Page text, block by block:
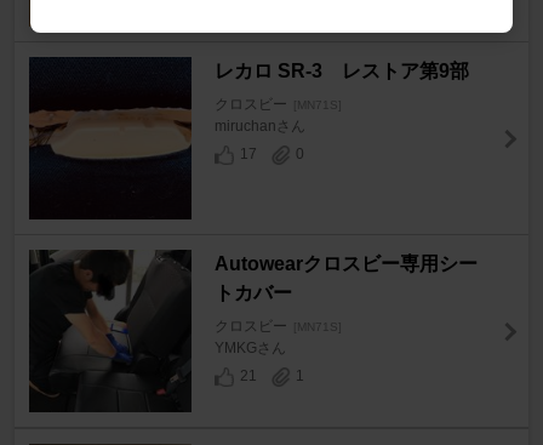
レカロ SR-3 レストア第9部
クロスビー [MN71S]
miruchanさん
17
0
Autowearクロスビー専用シー
トカバー
クロスビー [MN71S]
YMKGさん
21
1